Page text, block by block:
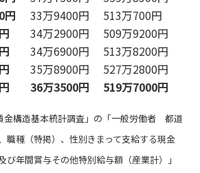
円 33万9400円
513万700円
34万2900円
509万9200円
34万6900円
513万8200円
35万8900円
527万2800円
36万3500円 519万7000円
金構造基本統計調査」の「一般労働者 都道
職種（特掲）、性別きまって支給する現金
び年間賞与その他特別給与額（産業計）」